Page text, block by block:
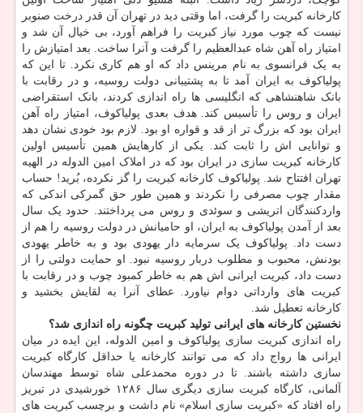
کارخانه کبریت را گرفت، اما وقتی دید در تهران آن قدر درخت صنوبر
نیست که چوب مورد نیاز کبریت را فراهم آورد، بی خیال آن شد و
امتیاز راه آهن شاه عبدالعظیم را گرفت و آنرا ساخت. بعد امتیازش را
به یک فرانسوی به نام مرینس داد که او هم کاری نکرد. تا این که
پولیاکوف به ایران آمد تا به پشتیبانی دولت روسیه، و در رقابت با
بانک شاهنشاهی که انگلیسی ها راه اندازی کردند، بانک استقراضی
ایران و روس را تأسیس کند. هدف بعدی پولیاکوف، امتیاز راه آهن
ایران بود که بزرگ تر از قد و قواره او بود. لازم بود خودی نشان دهد
و توانایی اش را ثابت کند. یکی از کارهایش همین تأسیس اولین
کارخانه کبریت سازی در ایران بود که در املاک امین الدوله در الهیه
تهران افتتاح شد. پولیاکوف کارخانه کبریت را گز نکرده، بُرید! حساب
مقدار چوب مصرفی را نکردند و همین طور حق گمرکی اندکی که
واردکنندگان اتریشی و سوئدی و روس می پرداختند. حدود یک سال
بعد از آمدن پولیاکوف به ایران، او حامیانش در دولت روسیه را هم از
دست داد. پولیاکوف یک سرمایه دار یهودی بود و به خاطر یهودی
بودنش، محبوب و مطلوب دربار روسیه نبود. او حمایت دولتی را از
دست داد، کبریت ایرانی اش هم به خاطر کمبود چوب و در رقابت با
کبریت های وارداتی دوام نیاورد. عطای آنرا به لقایش بخشید و
کارخانه تعطیل شد.
نخستین کارخانه های ایرانی تولید کبریت چگونه راه اندازی شد؟
راه اندازی کبریت سازی پولیاکوف و امین الدوله، این ایده در میان
ایرانی ها رواج داد که می توانند کارخانه یا حداقل کارگاه کبریت
سازی داشته باشند. تا در دوره محمدعلی شاه توسط مهندسان
آلمانی، کارگاه کبریت سازی دیگری سال ۱۲۸۶ خورشیدی در تبریز
راه افتاد که «کبریت سازی اسلام» نام داشت و برچسب کبریت های